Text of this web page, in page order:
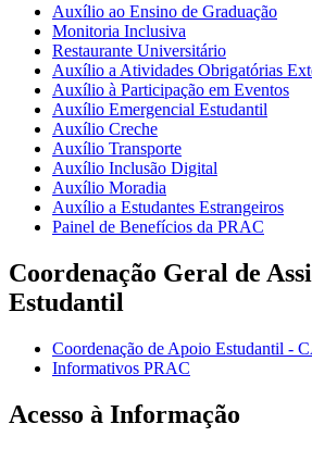
Auxílio ao Ensino de Graduação
Monitoria Inclusiva
Restaurante Universitário
Auxílio a Atividades Obrigatórias
Auxílio à Participação em Eventos
Auxílio Emergencial Estudantil
Auxílio Creche
Auxílio Transporte
Auxílio Inclusão Digital
Auxílio Moradia
Auxílio a Estudantes Estrangeiros
Painel de Benefícios da PRAC
Coordenação Geral de
Estudantil
Coordenação de Apoio Estudantil -
Informativos PRAC
Acesso à Informação